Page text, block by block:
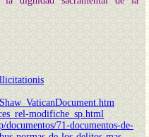
modifiche_sp.html
71-documentos-de-